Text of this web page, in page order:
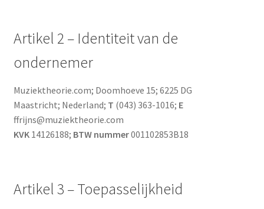
Artikel 2 – Identiteit van de
ondernemer
Muziektheorie.com; Doomhoeve 15; 6225 DG
Maastricht; Nederland; T (043) 363-1016; E
ffrijns@muziektheorie.com
KVK14126188; BTW nummer001102853B18
Artikel 3 – Toepasselijkheid